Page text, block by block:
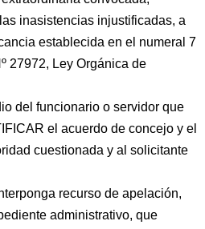
inasistencias injustificadas, a
establecida en el numeral 7
27972, Ley Orgánica de
del funcionario o servidor que
el acuerdo de concejo y el
cuestionada y al solicitante
recurso de apelación,
administrativo, que